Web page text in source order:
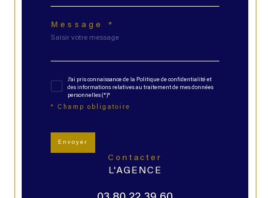
Message *
J'ai pris connaissance de la Politique de confidentialité et
des informations relatives au traitement de mes données
personnelles (*)*
* Champ obligatoire
Envoyer
contacter
L'AGENCE